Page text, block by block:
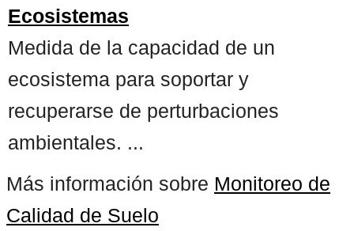
Ecosistemas
Medida de la capacidad de un
ecosistema para soportar y
recuperarse de perturbaciones
ambientales. ...
Más información sobre Monitoreo de
Calidad de Suelo